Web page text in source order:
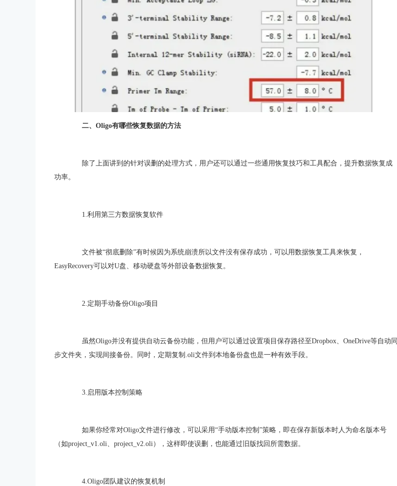
二、Oligo有哪些恢复数据的方法
除了上面讲到的针对误删的处理方式，用户还可以通过一些通用恢复技巧和工具配合，提升数据恢复成
功率。
1.利用第三方数据恢复软件
文件被“彻底删除”有时候因为系统崩溃所以文件没有保存成功，可以用数据恢复工具来恢复，
EasyRecovery可以对U盘、移动硬盘等外部设备数据恢复。
2.定期手动备份Oligo项目
虽然Oligo并没有提供自动云备份功能，但用户可以通过设置项目保存路径至Dropbox、OneDrive等自动同
步文件夹，实现间接备份。同时，定期复制.oli文件到本地备份盘也是一种有效手段。
3.启用版本控制策略
如果你经常对Oligo文件进行修改，可以采用“手动版本控制”策略，即在保存新版本时人为命名版本号
（如project_v1.oli、project_v2.oli），这样即使误删，也能通过旧版找回所需数据。
4.Oligo团队建议的恢复机制